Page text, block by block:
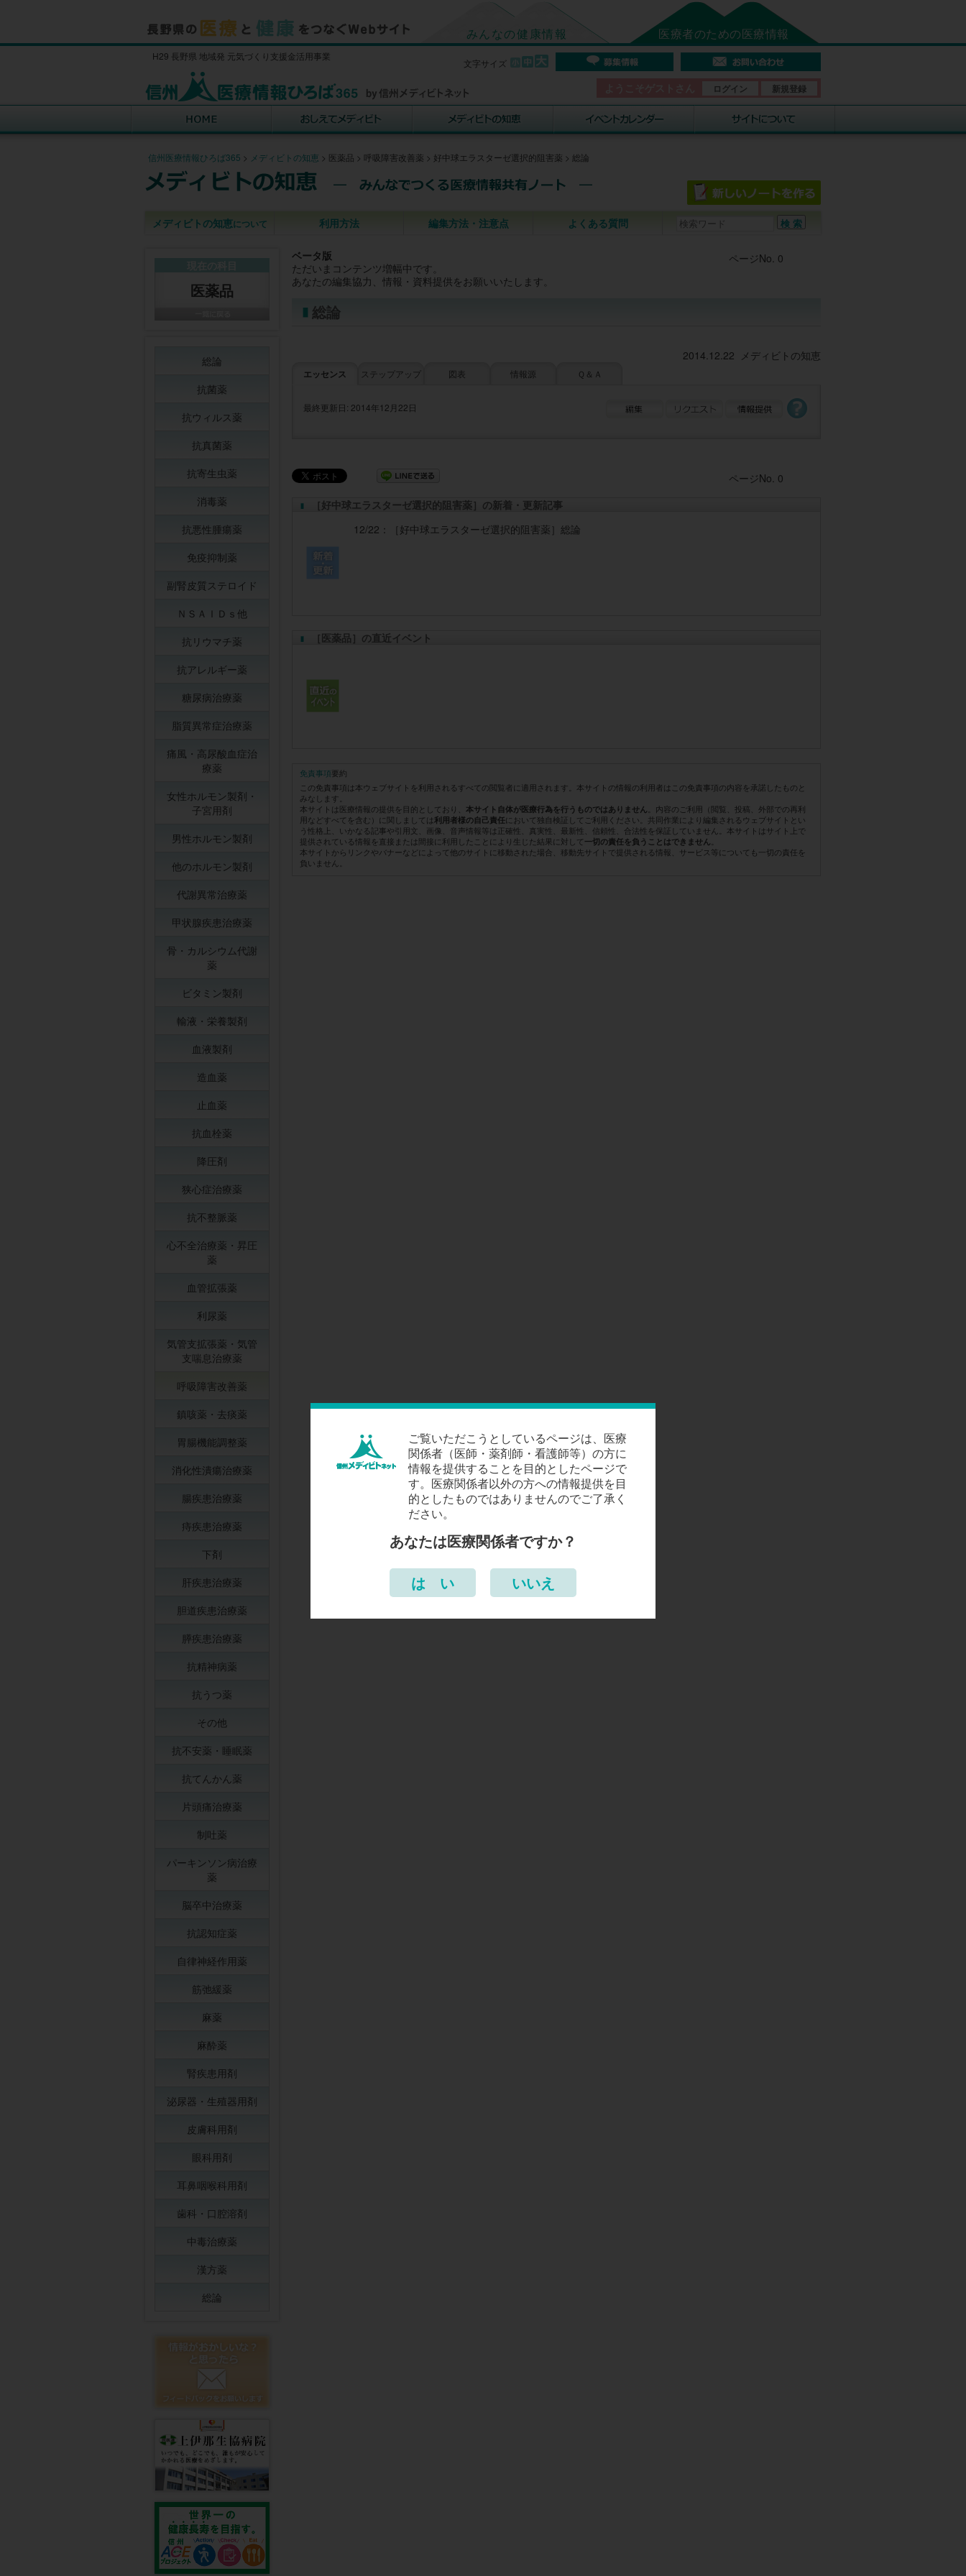
みんなの健康情報 医療者のための医療情報
文字サイズ
H29 長野県 地域発 元気づくり支援金活用事業
ログイン 新規登録
信州医療情報ひろば365 > メディビトの知恵 > 医薬品 > 呼吸障害改善薬 > 好中球エラスターゼ選択的阻害薬 > 総論
メディビトの知恵について 利用方法 編集方法・注意点 よくある質問
Post navigation
ページNo. 0
ベータ版
ただいまコンテンツ増幅中です。
あなたの編集協力、情報・資料提供をお願いいたします。
総論
2014.12.22 メディビトの知恵
エッセンス ステップアップ 図表 情報源 Ｑ＆Ａ
最終更新日: 2014年12月22日
Post navigation
ページNo. 0
［好中球エラスターゼ選択的阻害薬］の新着・更新記事
12/22：
［好中球エラスターゼ選択的阻害薬］ 総論
［医薬品］の直近イベント
免責事項要約
この免責事項は本ウェブサイトを利用されるすべての閲覧者に適用されます。本サイトの情報の利用者はこの免責事項の内容を承諾したものと
みなします。
本サイトは医療情報の提供を目的としており、 本サイト自体が医療行為を行うものではありません 。内容のご利用（閲覧、投稿、外部での再利
用などすべてを含む）に関しましては利用者様の自己責任において独自検証してご利用ください。共同作業により編集されるウェブサイトとい
う性格上、いかなる記事や引用文、画像、音声情報等は正確性、真実性、最新性、信頼性、合法性を保証していません。本サイトはサイト上で
提供されている情報を直接または間接に利用したことにより生じた結果に対して 一切の責任を負うことはできません
本サイトからリンクやバナーなどによって他のサイトに移動された場合、移動先サイトで提供される情報、サービス等についても一切の責任を
負いません。
医薬品
総論
抗菌薬
抗ウィルス薬
抗真菌薬
抗寄生虫薬
消毒薬
抗悪性腫瘍薬
免疫抑制薬
副腎皮質ステロイド
ＮＳＡＩＤｓ他
抗リウマチ薬
抗アレルギー薬
糖尿病治療薬
脂質異常症治療薬
痛風・高尿酸血症治
療薬
女性ホルモン製剤・
子宮用剤
男性ホルモン製剤
他のホルモン製剤
代謝異常治療薬
甲状腺疾患治療薬
骨・カルシウム代謝
薬
ビタミン製剤
輸液・栄養製剤
血液製剤
造血薬
止血薬
抗血栓薬
降圧剤
狭心症治療薬
抗不整脈薬
心不全治療薬・昇圧
薬
血管拡張薬
利尿薬
気管支拡張薬・気管
支喘息治療薬
呼吸障害改善薬
鎮咳薬・去痰薬
胃腸機能調整薬
消化性潰瘍治療薬
腸疾患治療薬
痔疾患治療薬
下剤
肝疾患治療薬
胆道疾患治療薬
膵疾患治療薬
抗精神病薬
抗うつ薬
その他
抗不安薬・睡眠薬
抗てんかん薬
片頭痛治療薬
制吐薬
パーキンソン病治療
薬
脳卒中治療薬
抗認知症薬
自律神経作用薬
筋弛緩薬
麻薬
麻酔薬
腎疾患用剤
泌尿器・生殖器用剤
皮膚科用剤
眼科用剤
耳鼻咽喉科用剤
歯科・口腔溶剤
中毒治療薬
漢方薬
総論
ご覧いただこうとしているページは、医療
関係者（医師・薬剤師・看護師等）の方に
情報を提供することを目的としたページで
す。医療関係者以外の方への情報提供を目
的としたものではありませんのでご了承く
ださい。
あなたは医療関係者ですか？
は い
いいえ